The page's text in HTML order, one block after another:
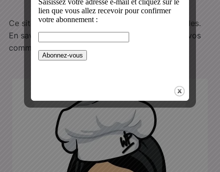
Ce site utilise Akismet pour réduire les indésirables.
En savoir plus sur la façon dont les données de vos
commentaires sont traitées